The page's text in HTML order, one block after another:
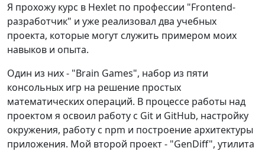
Я прохожу курс в Hexlet по профессии "Frontend-
разработчик" и уже реализовал два учебных
проекта, которые могут служить примером моих
навыков и опыта.
Один из них - "Brain Games", набор из пяти
консольных игр на решение простых
математических операций. В процессе работы над
проектом я освоил работу с Git и GitHub, настройку
окружения, работу с npm и построение архитектуры
приложения. Мой второй проект - "GenDiff", утилита